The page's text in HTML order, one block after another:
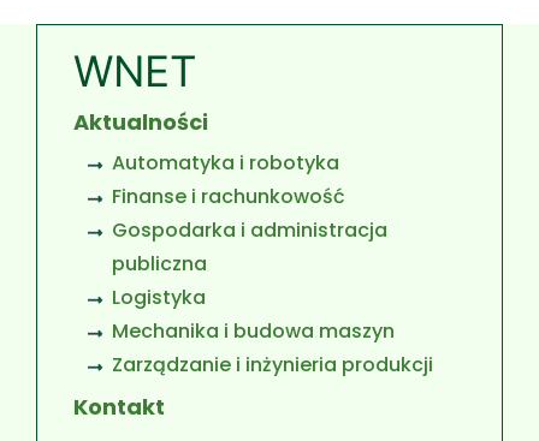
WNET
Aktualności
Automatyka i robotyka
Finanse i rachunkowość
Gospodarka i administracja
publiczna
Logistyka
Mechanika i budowa maszyn
Zarządzanie i inżynieria produkcji
Kontakt